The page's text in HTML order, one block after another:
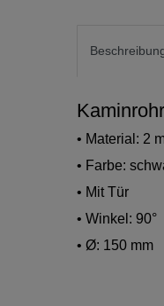
• Material: 2
• Farbe:
• Mit Tür
• Winkel: 90°
• Ø: 150 mm